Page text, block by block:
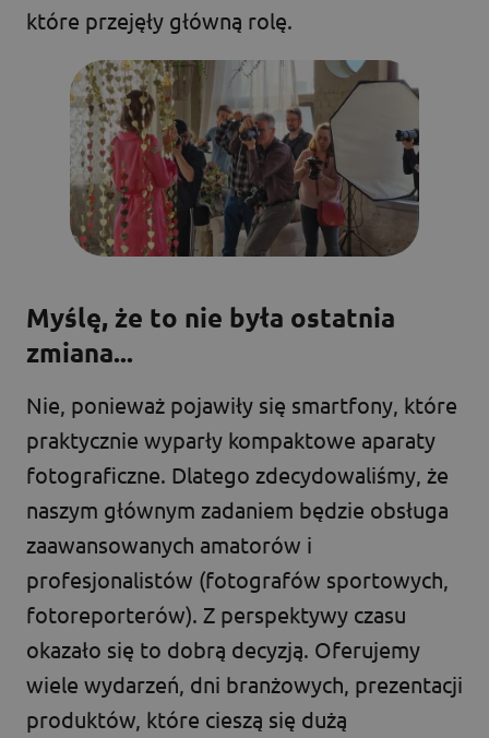
które przejęły główną rolę.
Myślę, że to nie była ostatnia
zmiana...
Nie, ponieważ pojawiły się smartfony, które
praktycznie wyparły kompaktowe aparaty
fotograficzne. Dlatego zdecydowaliśmy, że
naszym głównym zadaniem będzie obsługa
zaawansowanych amatorów i
profesjonalistów (fotografów sportowych,
fotoreporterów). Z perspektywy czasu
okazało się to dobrą decyzją. Oferujemy
wiele wydarzeń, dni branżowych, prezentacji
produktów, które cieszą się dużą